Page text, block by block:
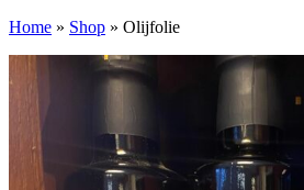
Home » Shop » Olijfolie